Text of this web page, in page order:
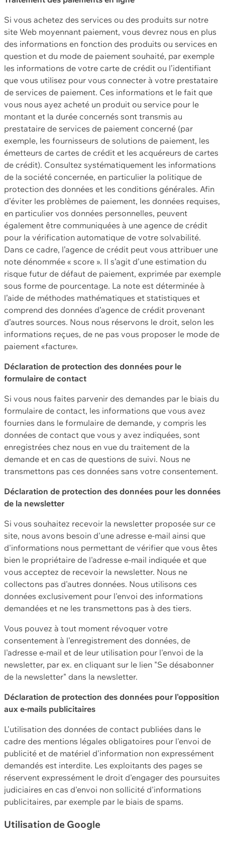
Si vous achetez des services ou des produits sur notre
site Web moyennant paiement, vous devrez nous en plus
des informations en fonction des produits ou services en
question et du mode de paiement souhaité, par exemple
les informations de votre carte de crédit ou l’identifiant
que vous utilisez pour vous connecter à votre prestataire
de services de paiement. Ces informations et le fait que
vous nous ayez acheté un produit ou service pour le
montant et la durée concernés sont transmis au
prestataire de services de paiement concerné (par
exemple, les fournisseurs de solutions de paiement, les
émetteurs de cartes de crédit et les acquéreurs de cartes
de crédit). Consultez systématiquement les informations
de la société concernée, en particulier la politique de
protection des données et les conditions générales. Afin
d’éviter les problèmes de paiement, les données requises,
en particulier vos données personnelles, peuvent
également être communiquées à une agence de crédit
pour la vérification automatique de votre solvabilité.
Dans ce cadre, l’agence de crédit peut vous attribuer une
note dénommée « score ». Il s’agit d’une estimation du
risque futur de défaut de paiement, exprimée par exemple
sous forme de pourcentage. La note est déterminée à
l’aide de méthodes mathématiques et statistiques et
comprend des données d’agence de crédit provenant
d’autres sources. Nous nous réservons le droit, selon les
informations reçues, de ne pas vous proposer le mode de
paiement «facture».
Déclaration de protection des données pour le
formulaire de contact
Si vous nous faites parvenir des demandes par le biais du
formulaire de contact, les informations que vous avez
fournies dans le formulaire de demande, y compris les
données de contact que vous y avez indiquées, sont
enregistrées chez nous en vue du traitement de la
demande et en cas de questions de suivi. Nous ne
transmettons pas ces données sans votre consentement.
Déclaration de protection des données pour les données
de la newsletter
Si vous souhaitez recevoir la newsletter proposée sur ce
site, nous avons besoin d'une adresse e-mail ainsi que
d'informations nous permettant de vérifier que vous êtes
bien le propriétaire de l'adresse e-mail indiquée et que
vous acceptez de recevoir la newsletter. Nous ne
collectons pas d'autres données. Nous utilisons ces
données exclusivement pour l'envoi des informations
demandées et ne les transmettons pas à des tiers.
Vous pouvez à tout moment révoquer votre
consentement à l'enregistrement des données, de
l'adresse e-mail et de leur utilisation pour l'envoi de la
newsletter, par ex. en cliquant sur le lien "Se désabonner
de la newsletter" dans la newsletter.
Déclaration de protection des données pour l'opposition
aux e-mails publicitaires
L'utilisation des données de contact publiées dans le
cadre des mentions légales obligatoires pour l'envoi de
publicité et de matériel d'information non expressément
demandés est interdite. Les exploitants des pages se
réservent expressément le droit d'engager des poursuites
judiciaires en cas d'envoi non sollicité d'informations
publicitaires, par exemple par le biais de spams.
Utilisation de Google